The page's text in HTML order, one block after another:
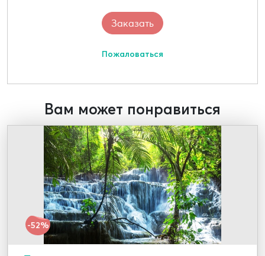
Пожаловаться
Вам может понравиться
-52%